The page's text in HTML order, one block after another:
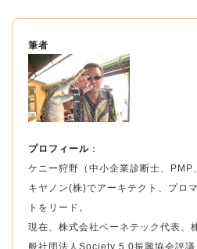
筆者
プロフィール ：
ケニー狩野（中小企業診断士、PMP
キヤノン(株)でアーキテクト、プロ
トをリード。
現在、株式会社ベーネテック代表、